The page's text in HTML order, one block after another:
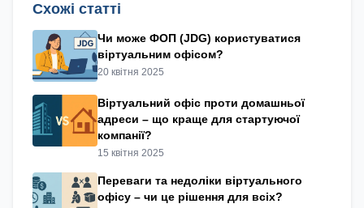
Схожі статті
Чи може ФОП (JDG) користуватися
віртуальним офісом?
20 квітня 2025
Віртуальний офіс проти домашньої
адреси – що краще для стартуючої
компанії?
15 квітня 2025
Переваги та недоліки віртуального
офісу – чи це рішення для всіх?